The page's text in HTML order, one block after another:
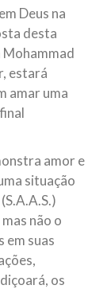
Deus na
desta
estará
amar uma
amor e
situação
não o
em suas
os